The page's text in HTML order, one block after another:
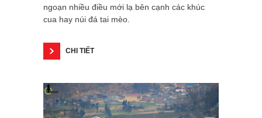
ngoạn nhiều điều mới lạ bên cạnh các khúc
cua hay núi đá tai mèo.
CHI TIẾT